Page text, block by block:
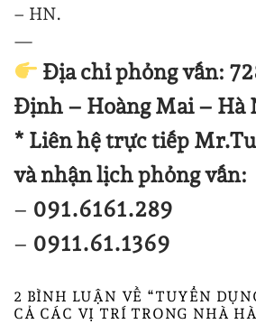
– HN.
—
Địa chỉ phỏng vấn:
Định – Hoàng Mai – Hà
* Liên hệ trực tiếp
và nhận lịch phỏng vấn:
– 091.6161.289
– 0911.61.1369
2 BÌNH LUẬN VỀ “TUYỂN
CẢ CÁC VỊ TRÍ TRONG NHÀ